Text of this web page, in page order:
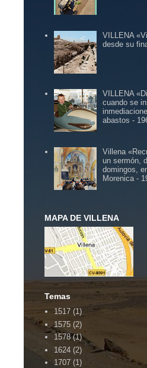
VILLENA
desde su
VILLENA
cuando se
abastos -
Villena
un sermón,
domingos,
Morenica -
MAPA DE VILLENA
Temas
1517 (1)
1575 (2)
1578 (1)
1624 (2)
1707 (1)